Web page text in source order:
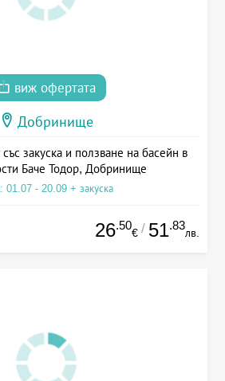
виж офертата
Добринище
закуска и ползване на басейн в
Баче Тодор, Добринище
01.07 - 20.09 + закуска
26.50
€ / 51.83
лв.